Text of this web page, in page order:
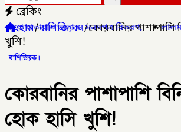
ব্রেকিং
ও সনদপত্র বিতরণ,✦লালমনিরহাটে
হোম/বাণিজ্যিক।/কোরবানির পাশাপাশি
খুশি!
বাণিজ্যিক।
কোরবানির পাশাপাশি
হোক হাসি খুশি!